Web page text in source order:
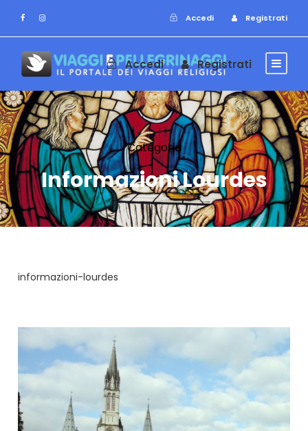
Accedi Registrati
Accedi Registrati
Categoria
Informazioni Lourdes
informazioni-lourdes